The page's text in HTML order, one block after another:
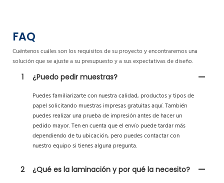
FAQ
Cuéntenos cuáles son los requisitos de su proyecto y encontraremos una
solución que se ajuste a su presupuesto y a sus expectativas de diseño.
1
¿Puedo pedir muestras?
Puedes familiarizarte con nuestra calidad, productos y tipos de
papel solicitando muestras impresas gratuitas aquí. También
puedes realizar una prueba de impresión antes de hacer un
pedido mayor. Ten en cuenta que el envío puede tardar más
dependiendo de tu ubicación, pero puedes contactar con
nuestro equipo si tienes alguna pregunta.
2
¿Qué es la laminación y por qué la necesito?